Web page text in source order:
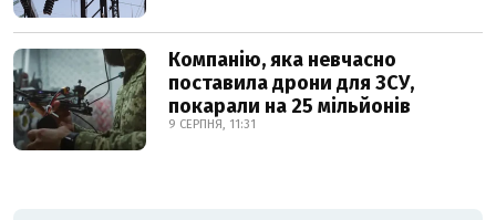
Компанію, яка невчасно
поставила дрони для ЗСУ,
покарали на 25 мільйонів
9 СЕРПНЯ, 11:31